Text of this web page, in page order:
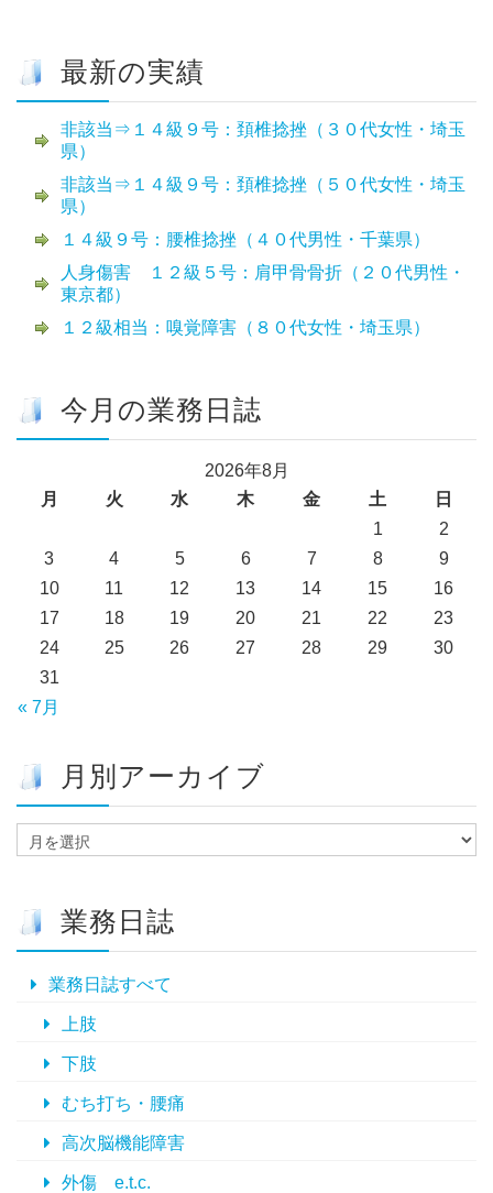
最新の実績
非該当⇒１４級９号：頚椎捻挫（３０代女性・埼玉
県）
非該当⇒１４級９号：頚椎捻挫（５０代女性・埼玉
県）
１４級９号：腰椎捻挫（４０代男性・千葉県）
人身傷害 １２級５号：肩甲骨骨折（２０代男性・
東京都）
１２級相当：嗅覚障害（８０代女性・埼玉県）
今月の業務日誌
2026年8月
月
火 水 木 金 土 日
« 7月
1
2
3
4 5 6 7 8
9
10
11 12 13 14 15
16
17
18 19 20 21 22
23
24
25 26 27 28 29
30
31
月別アーカイブ
別
カ
業務日誌
業務日誌すべて
上肢
下肢
むち打ち・腰痛
高次脳機能障害
外傷 e.t.c.